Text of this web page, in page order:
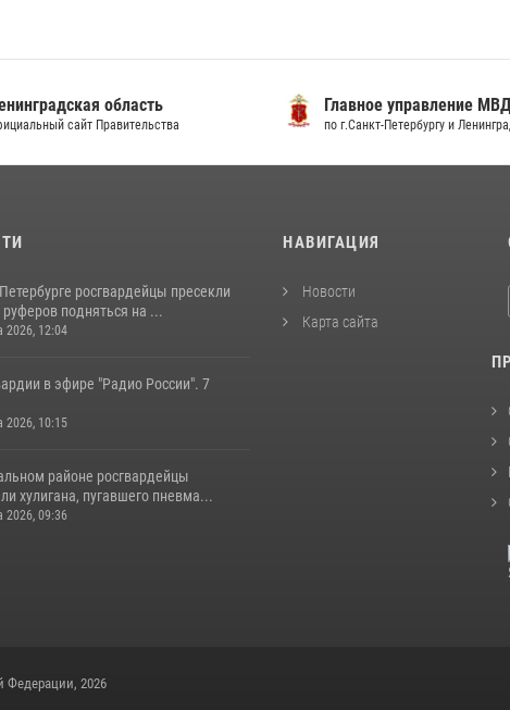
область
сайт Правительства
Главное управление МВД
по г.Санкт-Петербургу и
росгвардейцы пресекли
подняться на ...
2026, 12:04
в эфире "Радио России". 7
2026, 10:15
районе росгвардейцы
хулигана, пугавшего пневма...
2026, 09:36
НАВИГАЦИЯ
Новости
Карта сайта
Федерации, 2026